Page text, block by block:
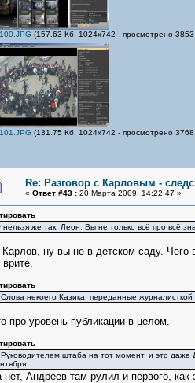
(157.63 Кб, 1024x742 - просмотрено 3853
(131.75 Кб, 1024x742 - просмотрено 3768
Re: Разговор с Карловым -
« Ответ #43 :20 Марта 2009, 14:22:47 »
нельзя же так, Леон. Вы не только всё про всё
Карлов, ну вы не в детском саду. Чего
врите.
Слова некоего Казика, переданные
про уровень публикации в целом.
штаба на тот момент, и это даже
нет, Андреев там рулил и первого,